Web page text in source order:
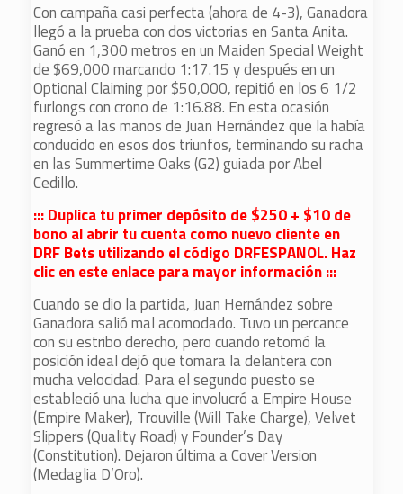
Con campaña casi perfecta (ahora de 4-3), Ganadora
llegó a la prueba con dos victorias en Santa Anita.
Ganó en 1,300 metros en un Maiden Special Weight
de $69,000 marcando 1:17.15 y después en un
Optional Claiming por $50,000, repitió en los 6 1/2
furlongs con crono de 1:16.88. En esta ocasión
regresó a las manos de Juan Hernández que la había
conducido en esos dos triunfos, terminando su racha
en las Summertime Oaks (G2) guiada por Abel
Cedillo.
::: Duplica tu primer depósito de $250 + $10 de
bono al abrir tu cuenta como nuevo cliente en
DRF Bets utilizando el código DRFESPANOL. Haz
clic en este enlace para mayor información :::
Cuando se dio la partida, Juan Hernández sobre
Ganadora salió mal acomodado. Tuvo un percance
con su estribo derecho, pero cuando retomó la
posición ideal dejó que tomara la delantera con
mucha velocidad. Para el segundo puesto se
estableció una lucha que involucró a Empire House
(Empire Maker), Trouville (Will Take Charge), Velvet
Slippers (Quality Road) y Founder’s Day
(Constitution). Dejaron última a Cover Version
(Medaglia D’Oro).